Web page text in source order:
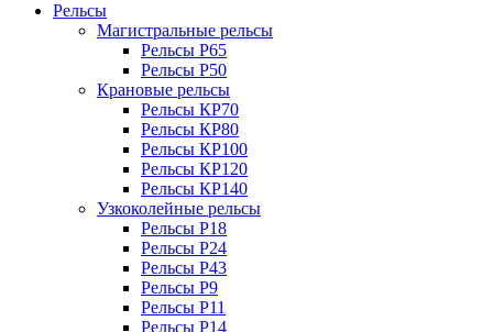
Рельсы
Магистральные рельсы
Рельсы Р65
Рельсы Р50
Крановые рельсы
Рельсы КР70
Рельсы КР80
Рельсы КР100
Рельсы КР120
Рельсы КР140
Узкоколейные рельсы
Рельсы Р18
Рельсы Р24
Рельсы Р43
Рельсы Р9
Рельсы Р11
Рельсы Р14